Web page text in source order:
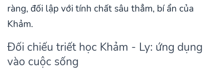
ràng, đối lập với tính chất sâu thẳm, bí ẩn của
Khảm.
Đối chiếu triết học Khảm - Ly: ứng dụng
vào cuộc sống